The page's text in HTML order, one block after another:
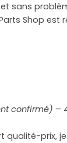
sans
Shop est
confirmé) –
qualité-prix,